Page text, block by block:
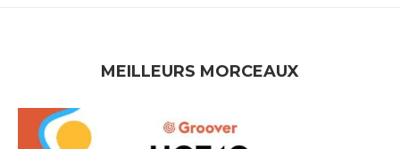
MEILLEURS MORCEAUX